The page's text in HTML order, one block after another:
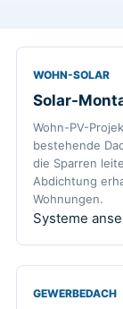
WOHN-SOLAR
Solar-
Wohn-PV-
bestehende
die Sparren
Abdichtung
Wohnungen.
Systeme
GEWERBEDACH